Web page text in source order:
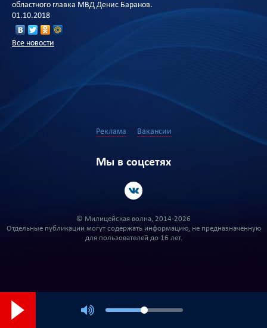
областного главка МВД Денис Баранов.
01.10.2018
Все новости
Реклама Вакансии
Мы в соцсетях
© Милицейская волна, 2014-2026
Отдельные публикации могут содержать информацию, не предназначенную
для пользователей до 16 лет.